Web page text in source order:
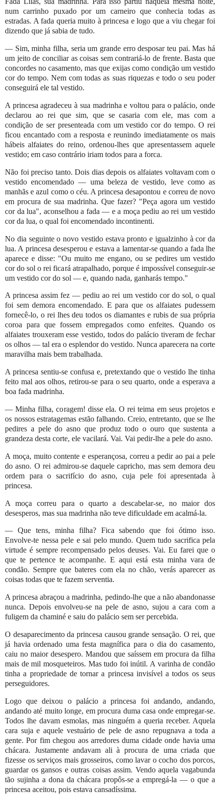
num carrinho puxado por um carneiro que conhecia todas as
estradas. A fada queria muito à princesa e logo que a viu chegar foi
dizendo que já sabia de tudo.
— Sim, minha filha, seria um grande erro desposar teu pai. Mas há
um jeito de conciliar as coisas sem contrariá-lo de frente. Basta que
concordes no casamento, mas que exijas como condição um vestido
cor do tempo. Nem com todas as suas riquezas e todo o seu poder
conseguirá ele tal vestido.
A princesa agradeceu à sua madrinha e voltou para o palácio, onde
declarou ao rei que sim, que se casaria com ele, mas com a
condição de ser presenteada com um vestido cor do tempo. O rei
ficou encantado com a resposta e reunindo imediatamente os mais
hábeis alfaiates do reino, ordenou-lhes que apresentassem aquele
vestido; em caso contrário iriam todos para a forca.
Não foi preciso tanto. Dois dias depois os alfaiates voltavam com o
vestido encomendado — uma beleza de vestido, leve como as
manhãs e azul como o céu. A princesa desapontou e correu de novo
em procura de sua madrinha. Que fazer? "Peça agora um vestido
cor da lua", aconselhou a fada — e a moça pediu ao rei um vestido
cor da lua, o qual foi encomendado incontinenti.
No dia seguinte o novo vestido estava pronto e igualzinho à cor da
lua. A princesa desesperou e estava a lamentar-se quando a fada lhe
aparece e disse: "Ou muito me engano, ou se pedires um vestido
cor do sol o rei ficará atrapalhado, porque é impossível conseguir-se
um vestido cor do sol — e, quando nada, ganharás tempo."
A princesa assim fez — pediu ao rei um vestido cor do sol, o qual
foi sem demora encomendado. E para que os alfaiates pudessem
fornecê-lo, o rei lhes deu todos os diamantes e rubis de sua própria
coroa para que fossem empregados como enfeites. Quando os
alfaiates trouxeram esse vestido, todos do palácio tiveram de fechar
os olhos — tal era o esplendor do vestido. Nunca aparecera na corte
maravilha mais bem trabalhada.
A princesa sentiu-se confusa e, pretextando que o vestido lhe tinha
feito mal aos olhos, retirou-se para o seu quarto, onde a esperava a
boa fada madrinha.
— Minha filha, coragem! disse ela. O rei teima em seus projetos e
os nossos estratagemas estão falhando. Creio, entretanto, que se lhe
pedires a pele do asno que produz todo o ouro que sustenta a
grandeza desta corte, ele vacilará. Vai. Vai pedir-lhe a pele do asno.
A moça, muito contente e esperançosa, correu a pedir ao pai a pele
do asno. O rei admirou-se daquele capricho, mas sem demora deu
ordem para o sacrifício do asno, cuja pele foi apresentada à
princesa.
A moça correu para o quarto a descabelar-se, no maior dos
desesperos, mas sua madrinha não teve dificuldade em acalmá-la.
— Que tens, minha filha? Fica sabendo que foi ótimo isso.
Envolve-te nessa pele e sai pelo mundo. Quem tudo sacrifica pela
virtude é sempre recompensado pelos deuses. Vai. Eu farei que o
que te pertence te acompanhe. E aqui está esta minha vara de
condão. Sempre que bateres com ela no chão, verás aparecer as
coisas todas que te fazem serventia.
A princesa abraçou a madrinha, pedindo-lhe que a não abandonasse
nunca. Depois envolveu-se na pele de asno, sujou a cara com a
fuligem da chaminé e saiu do palácio sem ser percebida.
O desaparecimento da princesa causou grande sensação. O rei, que
já havia ordenado uma festa magnífica para o dia do casamento,
caiu no maior desespero. Mandou que saíssem em procura da filha
mais de mil mosqueteiros. Mas tudo foi inútil. A varinha de condão
tinha a propriedade de tornar a princesa invisível a todos os seus
perseguidores.
Logo que deixou o palácio a princesa foi andando, andando,
andando até muito longe, em procura duma casa onde empregar-se.
Todos lhe davam esmolas, mas ninguém a queria receber. Aquela
cara suja e aquele vestuário de pele de asno repugnava a toda a
gente. Por fim chegou aos arredores duma cidade onde havia uma
chácara. Justamente andavam ali à procura de uma criada que
fizesse os serviços mais grosseiros, como lavar o cocho dos porcos,
guardar os gansos e outras coisas assim. Vendo aquela vagabunda
tão sujinha a dona da chácara propôs-se a empregá-la — o que a
princesa aceitou, pois estava cansadíssima.